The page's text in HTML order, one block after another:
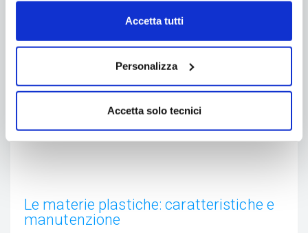
Accetta tutti
Personalizza
Accetta solo tecnici
Le materie plastiche: caratteristiche e
manutenzione